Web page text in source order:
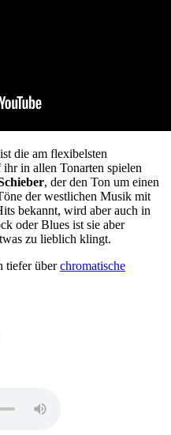
die am flexibelsten
in allen Tonarten spielen
, der den Ton um einen
der westlichen Musik mit
bekannt, wird aber auch in
oder Blues ist sie aber
zu lieblich klingt.
tiefer überchromatische